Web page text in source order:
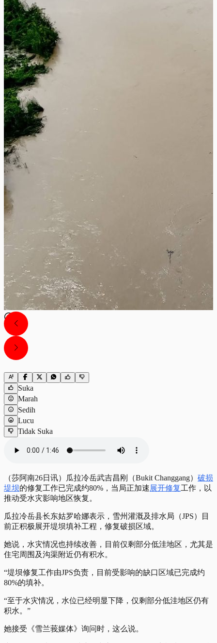
Suka
Marah
Sedih
Lucu
Tidak Suka
（莎阿南26日讯）瓜拉冷岳武吉昌刚（Bukit Changgang） 破损
堤坝的修复工作已完成约80%，当局正加速展开修复工作，以
推动受水灾影响地区恢复。
瓜拉冷岳县长东姑罗哈娜表示，雪州灌溉及排水局（JPS）目
前正积极展开堤坝填补工程，修复破损区域。
她说，水灾情况也持续改善，目前仅剩部分低洼地区，尤其是
住宅周围及沟渠附近仍有积水。
“堤坝修复工作由JPS负责，目前受影响的缺口区域已完成约
80%的填补。
“至于水灾情况，水位已经明显下降，仅剩部分低洼地区仍有
积水。”
她接受《雪兰莪媒体》询问时，这么说。